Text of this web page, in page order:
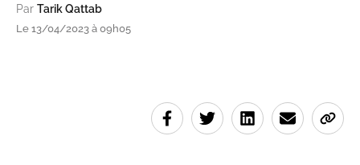
Par Tarik Qattab
Le 13/04/2023 à 09h05